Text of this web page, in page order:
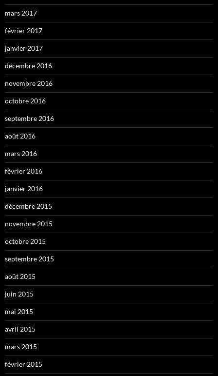
mars 2017
février 2017
janvier 2017
décembre 2016
novembre 2016
octobre 2016
septembre 2016
août 2016
mars 2016
février 2016
janvier 2016
décembre 2015
novembre 2015
octobre 2015
septembre 2015
août 2015
juin 2015
mai 2015
avril 2015
mars 2015
février 2015